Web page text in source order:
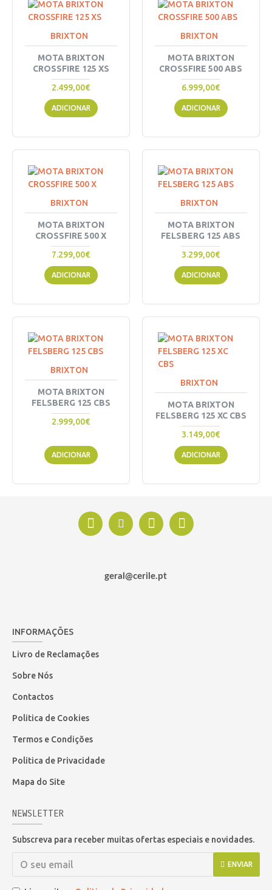
BRIXTON
MOTA BRIXTON
CROSSFIRE 125 XS
2.499,00€
ADICIONAR
BRIXTON
MOTA BRIXTON
CROSSFIRE 500 ABS
6.999,00€
ADICIONAR
BRIXTON
MOTA BRIXTON
CROSSFIRE 500 X
7.299,00€
ADICIONAR
BRIXTON
MOTA BRIXTON
FELSBERG 125 ABS
3.299,00€
ADICIONAR
BRIXTON
MOTA BRIXTON
FELSBERG 125 CBS
2.999,00€
ADICIONAR
BRIXTON
MOTA BRIXTON
FELSBERG 125 XC CBS
3.149,00€
ADICIONAR
geral@cerile.pt
INFORMAÇÕES
Livro de Reclamações
Sobre Nós
Contactos
Politica de Cookies
Termos e Condições
Politica de Privacidade
Mapa do Site
NEWSLETTER
Subscreva para receber muitas ofertas especiais e novidades.
ENVIAR